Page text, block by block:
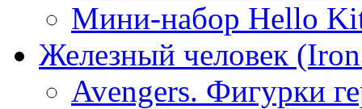
Мини-набор Hello
Железный человек
Avengers. Фигурки